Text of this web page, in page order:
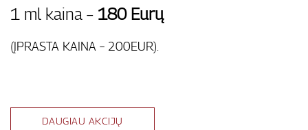
1 ml kaina – 180 Eurų
(ĮPRASTA KAINA – 200EUR).
DAUGIAU AKCIJŲ